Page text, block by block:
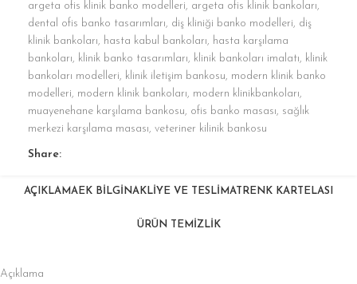
argeta ofis klinik banko modelleri, argeta ofis klinik bankoları,
dental ofis banko tasarımları, diş kliniği banko modelleri, diş
klinik bankoları, hasta kabul bankoları, hasta karşılama
bankoları, klinik banko tasarımları, klinik bankoları imalatı, klinik
bankoları modelleri, klinik iletişim bankosu, modern klinik banko
modelleri, modern klinik bankoları, modern klinikbankoları,
muayenehane karşılama bankosu, ofis banko masası, sağlık
merkezi karşılama masası, veteriner kilinik bankosu
Share:
AÇIKLAMA EK BILGI NAKLIYE VE TESLIMAT RENK KARTELASI
ÜRÜN TEMİZLİK
Açıklama